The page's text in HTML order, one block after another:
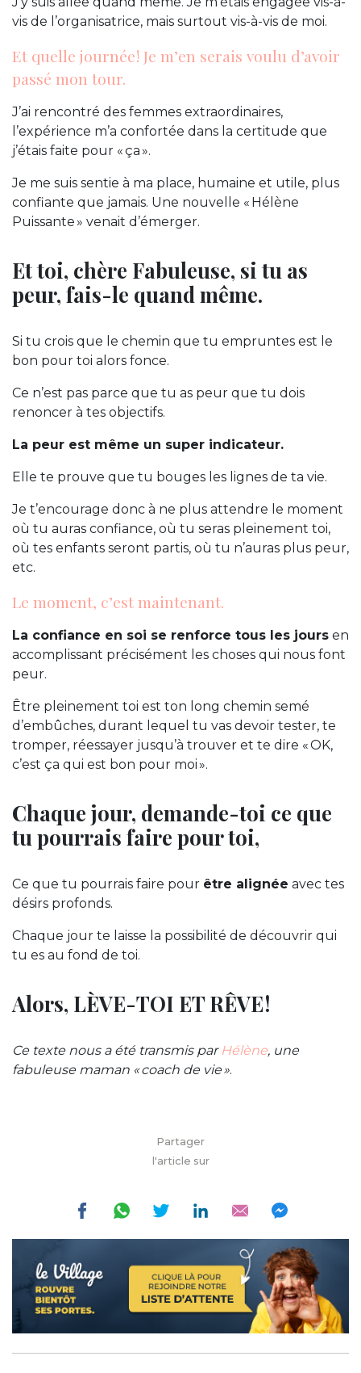
vis de l’organisatrice, mais surtout vis-à-vis de moi.
Et quelle journée ! Je m’en serais voulu d’avoir
passé mon tour.
J’ai rencontré des femmes extraordinaires,
l’expérience m’a confortée dans la certitude que
j’étais faite pour « ça ».
Je me suis sentie à ma place, humaine et utile, plus
confiante que jamais. Une nouvelle « Hélène
Puissante » venait d’émerger.
Et toi, chère Fabuleuse, si tu as
peur, fais-le quand même.
Si tu crois que le chemin que tu empruntes est le
bon pour toi alors fonce.
Ce n’est pas parce que tu as peur que tu dois
renoncer à tes objectifs.
La peur est même un super indicateur.
Elle te prouve que tu bouges les lignes de ta vie.
Je t’encourage donc à ne plus attendre le moment
où tu auras confiance, où tu seras pleinement toi,
où tes enfants seront partis, où tu n’auras plus peur,
etc.
Le moment, c’est maintenant.
La confiance en soi se renforce tous les jours en
accomplissant précisément les choses qui nous font
peur.
Être pleinement toi est ton long chemin semé
d’embûches, durant lequel tu vas devoir tester, te
tromper, réessayer jusqu’à trouver et te dire « OK,
c’est ça qui est bon pour moi ».
Chaque jour, demande-toi ce que
tu pourrais faire pour toi,
Ce que tu pourrais faire pour être alignée avec tes
désirs profonds.
Chaque jour te laisse la possibilité de découvrir qui
tu es au fond de toi.
Alors, LÈVE-TOI ET RÊVE !
Ce texte nous a été transmis par Hélène, une
fabuleuse maman « coach de vie ».
Partager
l'article sur